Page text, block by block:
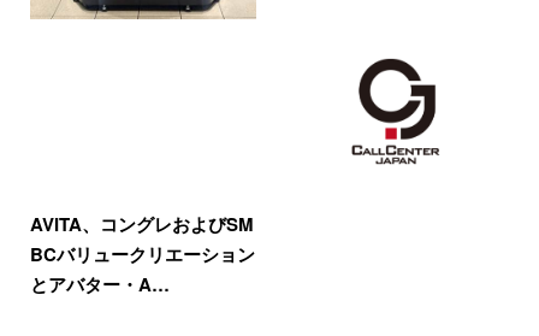
AVITA、コングレおよびSM
BCバリュークリエーション
とアバター・A…